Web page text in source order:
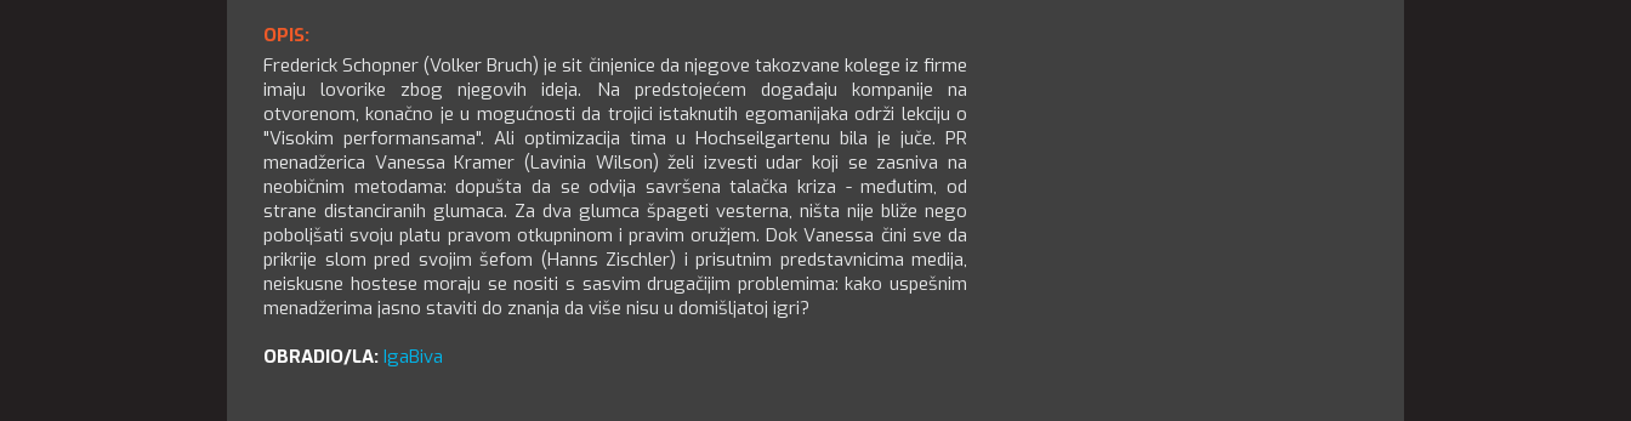
OPIS:
Frederick Schopner (Volker Bruch) je sit činjenice da njegove takozvane kolege iz firme
imaju lovorike zbog njegovih ideja. Na predstojećem događaju kompanije na
otvorenom, konačno je u mogućnosti da trojici istaknutih egomanijaka održi lekciju o
"Visokim performansama". Ali optimizacija tima u Hochseilgartenu bila je juče. PR
menadžerica Vanessa Kramer (Lavinia Wilson) želi izvesti udar koji se zasniva na
neobičnim metodama: dopušta da se odvija savršena talačka kriza - međutim, od
strane distanciranih glumaca. Za dva glumca špageti vesterna, ništa nije bliže nego
poboljšati svoju platu pravom otkupninom i pravim oružjem. Dok Vanessa čini sve da
prikrije slom pred svojim šefom (Hanns Zischler) i prisutnim predstavnicima medija,
neiskusne hostese moraju se nositi s sasvim drugačijim problemima: kako uspešnim
menadžerima jasno staviti do znanja da više nisu u domišljatoj igri?
OBRADIO/LA: IgaBiva